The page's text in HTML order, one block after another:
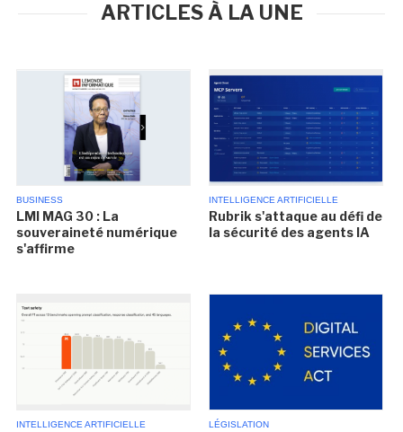
ARTICLES À LA UNE
BUSINESS
LMI MAG 30 : La
souveraineté numérique
s'affirme
INTELLIGENCE ARTIFICIELLE
Rubrik s'attaque au défi de
la sécurité des agents IA
INTELLIGENCE ARTIFICIELLE LÉGISLATION